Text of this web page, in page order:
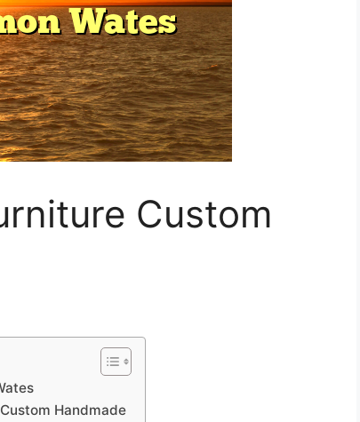
Custom
Handmade